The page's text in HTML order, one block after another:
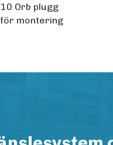
Orb plugg
montering